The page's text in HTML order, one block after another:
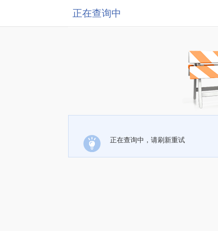
正在查询中
正在查询中，请刷新重试